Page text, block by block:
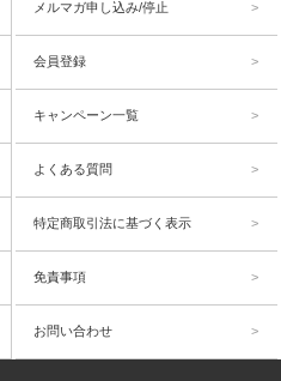
メルマガ申し込み/停止
会員登録
キャンペーン一覧
よくある質問
特定商取引法に基づく表示
免責事項
お問い合わせ